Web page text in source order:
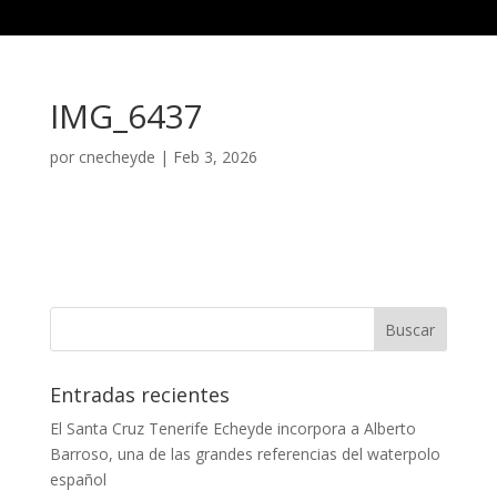
IMG_6437
por cnecheyde | Feb 3, 2026
Entradas recientes
El Santa Cruz Tenerife Echeyde incorpora a Alberto
Barroso, una de las grandes referencias del waterpolo
español